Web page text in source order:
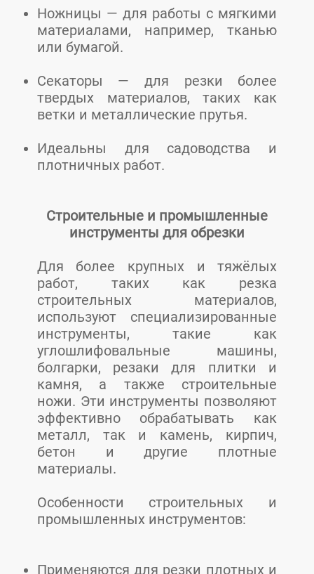
Ножницы — для работы с мягкими
материалами, например, тканью
или бумагой.
Секаторы — для резки более
твердых материалов, таких как
ветки и металлические прутья.
Идеальны для садоводства и
плотничных работ.
Строительные и промышленные
инструменты для обрезки
Для более крупных и тяжёлых
работ, таких как резка
строительных материалов,
используют специализированные
инструменты, такие как
углошлифовальные машины,
болгарки, резаки для плитки и
камня, а также строительные
ножи. Эти инструменты позволяют
эффективно обрабатывать как
металл, так и камень, кирпич,
бетон и другие плотные
материалы.
Особенности строительных и
промышленных инструментов:
Применяются для резки плотных и